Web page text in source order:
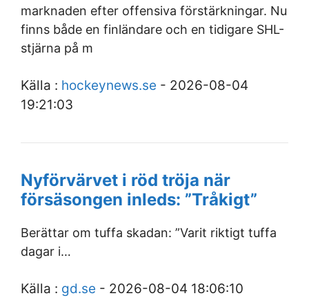
marknaden efter offensiva förstärkningar. Nu
finns både en finländare och en tidigare SHL-
stjärna på m
Källa : hockeynews.se - 2026-08-04
19:21:03
Nyförvärvet i röd tröja när
försäsongen inleds: ”Tråkigt”
Berättar om tuffa skadan: ”Varit riktigt tuffa
dagar i…
Källa : gd.se - 2026-08-04 18:06:10